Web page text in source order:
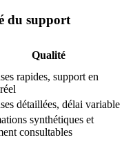
du support
Qualité
rapides, support en
détaillées, délai variable
synthétiques et
consultables